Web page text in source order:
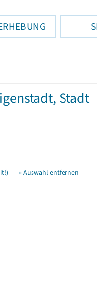
Stadt
» Auswahl entfernen